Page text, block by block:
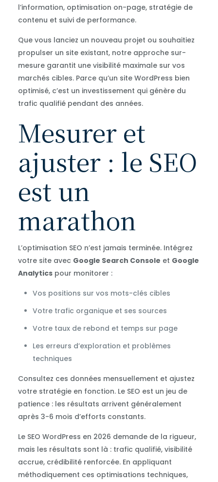
l’information, optimisation on-page, stratégie de
contenu et suivi de performance.
Que vous lanciez un nouveau projet ou souhaitiez
propulser un site existant, notre approche sur-
mesure garantit une visibilité maximale sur vos
marchés cibles. Parce qu’un site WordPress bien
optimisé, c’est un investissement qui génère du
trafic qualifié pendant des années.
Mesurer et
ajuster : le SEO
est un
marathon
L’optimisation SEO n’est jamais terminée. Intégrez
votre site avec Google Search Console et Google
Analyticspour monitorer :
Vos positions sur vos mots-clés cibles
Votre trafic organique et ses sources
Votre taux de rebond et temps sur page
Les erreurs d’exploration et problèmes
techniques
Consultez ces données mensuellement et ajustez
votre stratégie en fonction. Le SEO est un jeu de
patience : les résultats arrivent généralement
après 3-6 mois d’efforts constants.
Le SEO WordPress en 2026 demande de la rigueur,
mais les résultats sont là : trafic qualifié, visibilité
accrue, crédibilité renforcée. En appliquant
méthodiquement ces optimisations techniques,